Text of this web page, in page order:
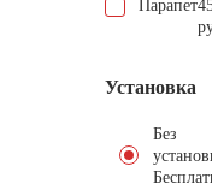
Парапет
Установка
Без